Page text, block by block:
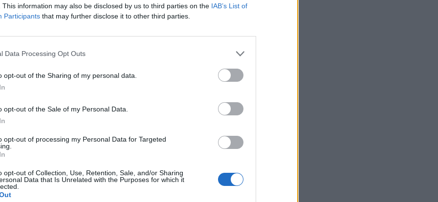
This information may also be disclosed by us to third parties on the IAB’s List of
Participants that may further disclose it to other third parties.
Data Processing Opt Outs
opt-out of the Sharing of my personal data.
opt-out of the Sale of my Personal Data.
opt-out of processing my Personal Data for Targeted
opt-out of Collection, Use, Retention, Sale, and/or Sharing
Data that Is Unrelated with the Purposes for which it
filmy! Dopasujcie zdjęcia do tytułów film...
bohatera filmowego z filmem,...
je?